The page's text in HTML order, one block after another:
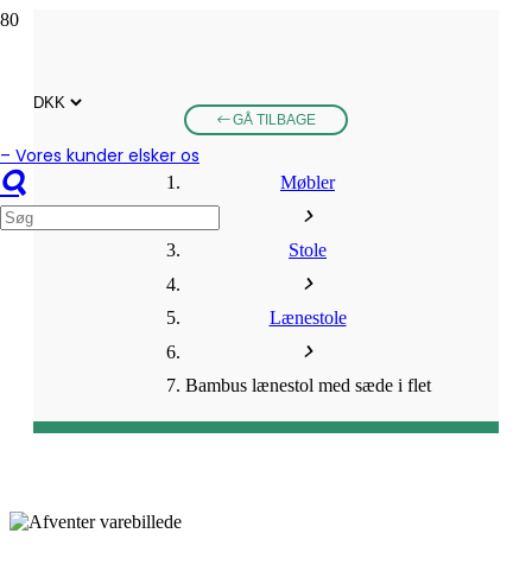
– Vores kunder elsker os
GÅ TILBAGE
Møbler
Stole
Lænestole
Bambus lænestol med sæde i flet